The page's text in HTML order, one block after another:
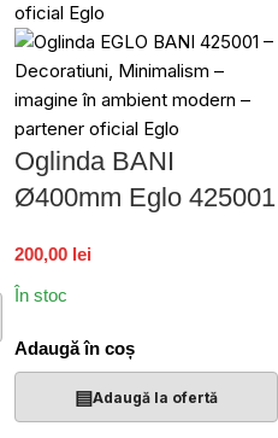
Oglinda BANI
Ø400mm Eglo 425001
200,00 lei
În stoc
Adaugă în coș
▤Adaugă la ofertă